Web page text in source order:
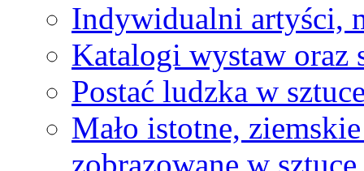
Indywidualni artyści,
Katalogi wystaw oraz
Postać ludzka w
Mało istotne,